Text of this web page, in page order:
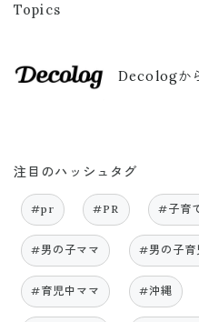
Topics
Decologか
注目のハッシュタグ
#pr #PR #子育
#男の子ママ #男の子育
#育児中ママ #沖縄